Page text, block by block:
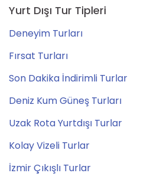
Yurt Dışı Tur Tipleri
Deneyim Turları
Fırsat Turları
Son Dakika İndirimli Turlar
Deniz Kum Güneş Turları
Uzak Rota Yurtdışı Turlar
Kolay Vizeli Turlar
İzmir Çıkışlı Turlar